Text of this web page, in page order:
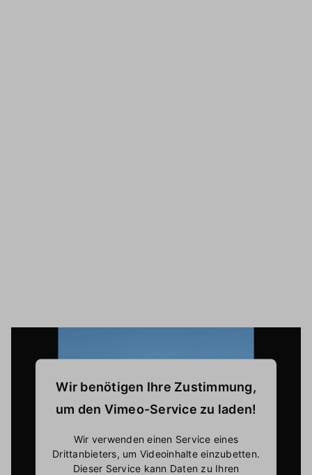
Wir benötigen Ihre Zustimmung,
um den Vimeo-Service zu laden!
Wir verwenden einen Service eines
Drittanbieters, um Videoinhalte einzubetten.
Dieser Service kann Daten zu Ihren